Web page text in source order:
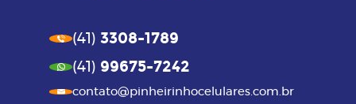
(41) 3308-1789
(41) 99675-7242
contato@pinheirinhocelulares.com.br